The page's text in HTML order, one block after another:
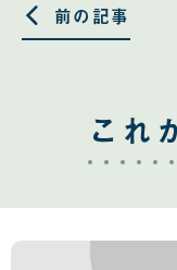
る る
前の記事
これ